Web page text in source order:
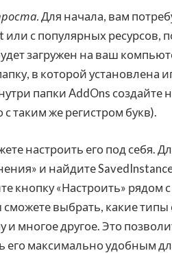
Для начала, вам
с популярных ресурсов,
загружен на ваш
в которой установлена
папки AddOns создайте
таким же регистром букв).
настроить его под себя.
и найдите
кнопку «Настроить» рядом
сможете выбрать, какие
и многое другое. Это
его максимально удобным